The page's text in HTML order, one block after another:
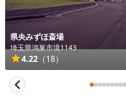
県央みずほ斎場
埼玉県鴻巣市境1143
4.22 （18）